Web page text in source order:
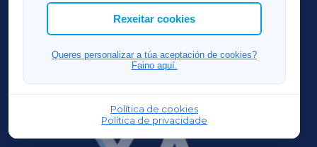
Rexeitar cookies
Queres personalizar a túa aceptación de cookies?
Faino aquí.
Política de cookies
Política de privacidade
ACORUÑAXA
FERROLXA
OURENSEXA